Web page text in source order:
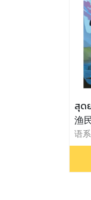
สุด
渔
语